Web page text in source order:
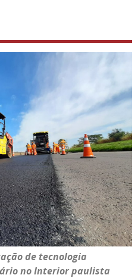
de tecnologia
no Interior paulista